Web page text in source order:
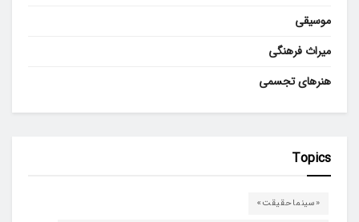
موسیقی
میراث فرهنگی
هنرهای تجسمی
Topics
«سینماحقیقت»